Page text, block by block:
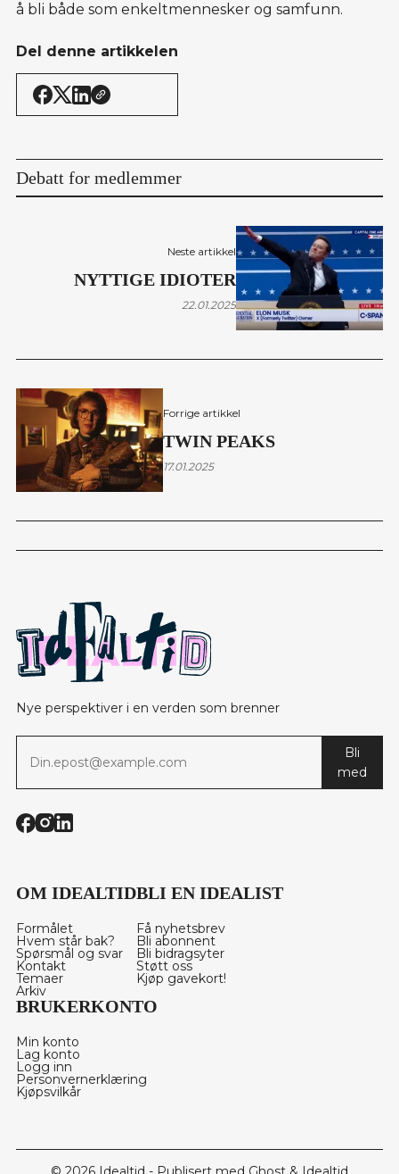
å bli både som enkeltmennesker og samfunn.
Del denne artikkelen
Debatt for medlemmer
Forrige artikkel
TWIN PEAKS
17.01.2025
Neste artikkel
NYTTIGE IDIOTER
22.01.2025
Nye perspektiver i en verden som brenner
Bli
med
OM IDEALTID
Formålet
Hvem står bak?
Spørsmål og svar
Kontakt
Temaer
Arkiv
BLI EN IDEALIST
Få nyhetsbrev
Bli abonnent
Bli bidragsyter
Støtt oss
Kjøp gavekort!
BRUKERKONTO
Min konto
Lag konto
Logg inn
Personvernerklæring
Kjøpsvilkår